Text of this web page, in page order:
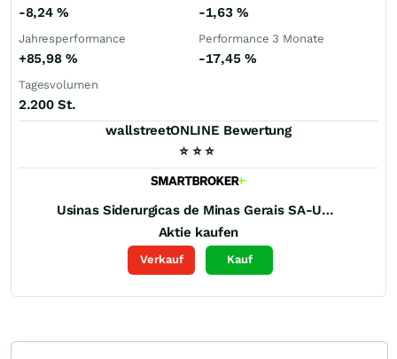
-8,24% -1,63%
Jahresperformance
+85,98 %
Performance 3 Monate
-17,45 %
Tagesvolumen
2.200 St.
wallstreetONLINE Bewertung
⭐ ⭐ ⭐
Usinas Siderurgicas de Minas Gerais SA-Usiminas Perp Pfd Registered (A)
Aktie kaufen
Verkauf Kauf